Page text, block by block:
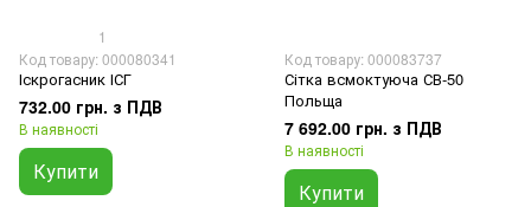
1
Код товару: 000080341
Іскрогасник ІСГ
732.00 грн. з ПДВ
В наявності
Купити
Код товару: 000083737
Сітка всмоктуюча СВ-50
Польща
7 692.00 грн. з ПДВ
В наявності
Купити